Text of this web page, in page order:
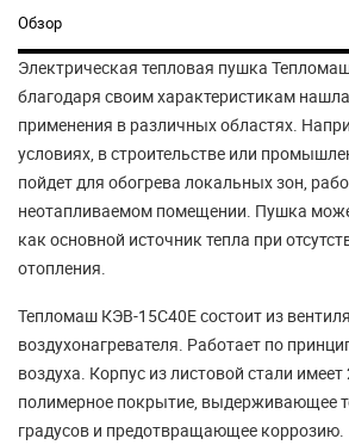
Обзор
Электрическая тепловая пушка
благодаря своим характеристикам
применения в различных областях.
условиях, в строительстве или
пойдет для обогрева локальных зон,
неотапливаемом помещении. Пушка
как основной источник тепла при
отопления.
Тепломаш КЭВ-15С40Е состоит из
воздухонагревателя. Работает по
воздуха. Корпус из листовой стали имеет
полимерное покрытие, выдерживающее
градусов и предотвращающее коррозию.